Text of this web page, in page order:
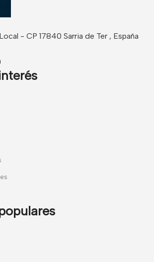
- CP 17840 Sarria de Ter , España